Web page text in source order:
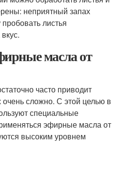
неприятный запах
листья
масла от
часто приводит
сложно. С этой целью в
специальные
эфирные масла от
высоким уровнем